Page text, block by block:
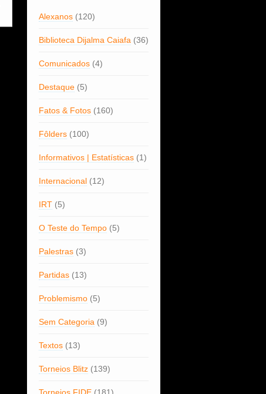
Alexanos(120)
Biblioteca Dijalma Caiafa(36)
Comunicados(4)
Destaque(5)
Fatos & Fotos(160)
Fôlders(100)
Informativos | Estatísticas(1)
Internacional(12)
IRT(5)
O Teste do Tempo(5)
Palestras(3)
Partidas(13)
Problemismo(5)
Sem Categoria(9)
Textos(13)
Torneios Blitz(139)